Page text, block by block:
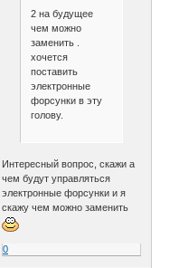
2 на будущее
чем можно
заменить .
хочется
поставить
электронные
форсунки в эту
голову.
Интересный вопрос, скажи а
чем будут управляться
электронные форсунки и я
скажу чем можно заменить
0